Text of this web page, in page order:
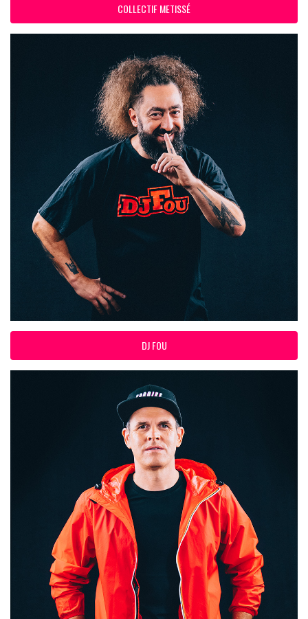
COLLECTIF METISSÉ
DJ FOU